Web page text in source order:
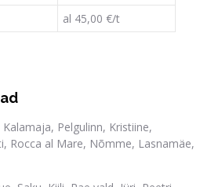
al 45,00 €/t
Kalamaja, Pelgulinn, Kristiine,
Rocca al Mare, Nõmme, Lasnamäe,